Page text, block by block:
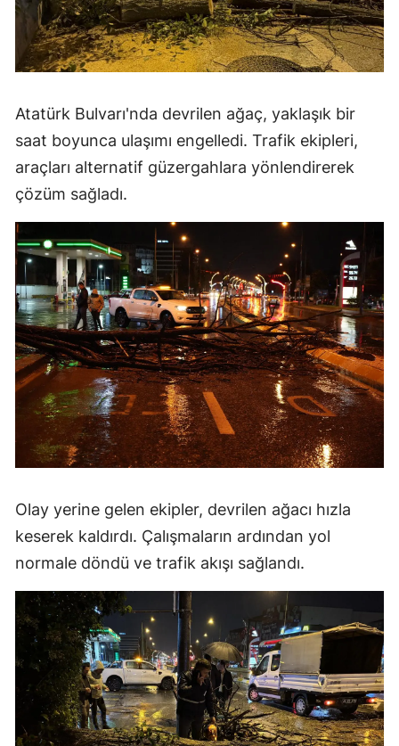
Atatürk Bulvarı'nda devrilen ağaç, yaklaşık bir
saat boyunca ulaşımı engelledi. Trafik ekipleri,
araçları alternatif güzergahlara yönlendirerek
çözüm sağladı.
Olay yerine gelen ekipler, devrilen ağacı hızla
keserek kaldırdı. Çalışmaların ardından yol
normale döndü ve trafik akışı sağlandı.